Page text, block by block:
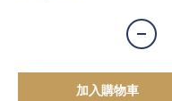
加入購物車